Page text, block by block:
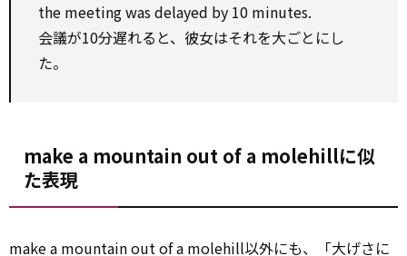
the meeting was delayed by 10 minutes.
会議が10分遅れると、彼女はそれを大ごとにし
た。
make a mountain out of a molehillに似
た表現
make a mountain out of a molehill以外にも、「大げさに